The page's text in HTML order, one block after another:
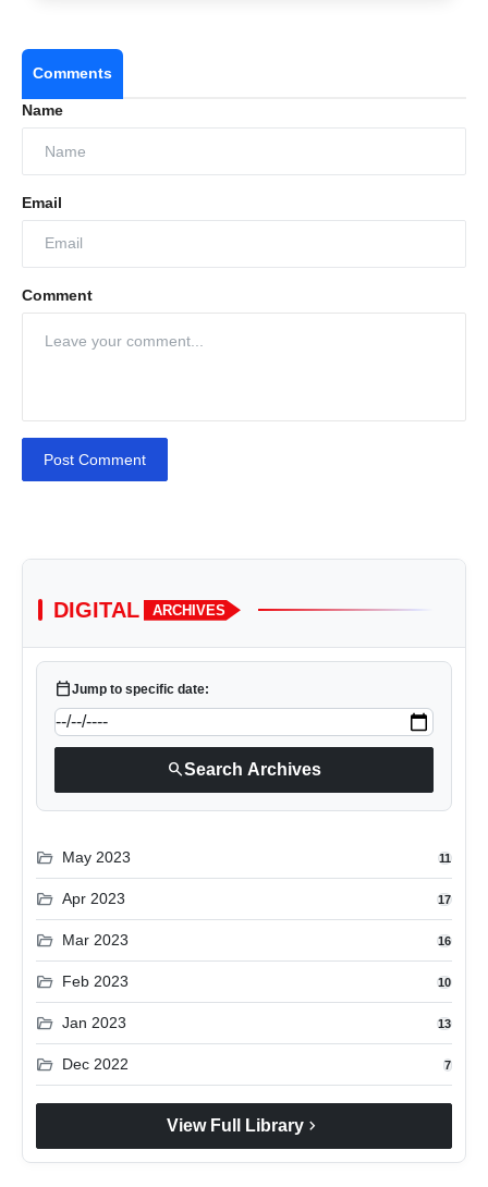
Comments
Name
Email
Comment
Post Comment
DIGITAL ARCHIVES
calendar_todayJump to specific date:
searchSearch Archives
folder_open May 2023 11
folder_open Apr 2023 17
folder_open Mar 2023 16
folder_open Feb 2023 10
folder_open Jan 2023 13
folder_open Dec 2022 7
View Full Library chevron_right